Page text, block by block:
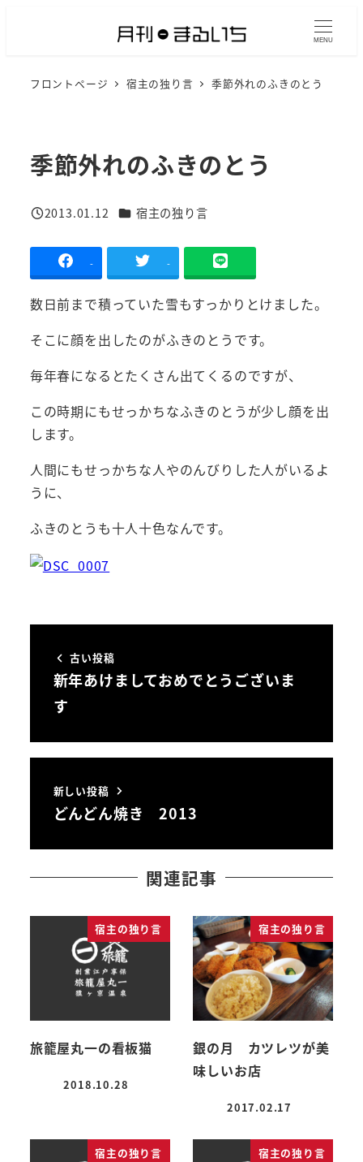
MENU
フロントページ 宿主の独り言 季節外れのふきのとう
季節外れのふきのとう
投稿日
2013.01.12 カテゴリー
宿主の独り言
- -
数日前まで積っていた雪もすっかりとけました。
そこに顔を出したのがふきのとうです。
毎年春になるとたくさん出てくるのですが、
この時期にもせっかちなふきのとうが少し顔を出
します。
人間にもせっかちな人やのんびりした人がいるよ
うに、
ふきのとうも十人十色なんです。
古い投稿
新年あけましておめでとうございま
す
新しい投稿
どんどん焼き 2013
関連記事
宿主の独り言
旅籠屋丸一の看板猫
投稿日
2018.10.28
宿主の独り言
銀の月 カツレツが美
味しいお店
投稿日
2017.02.17
宿主の独り言 宿主の独り言